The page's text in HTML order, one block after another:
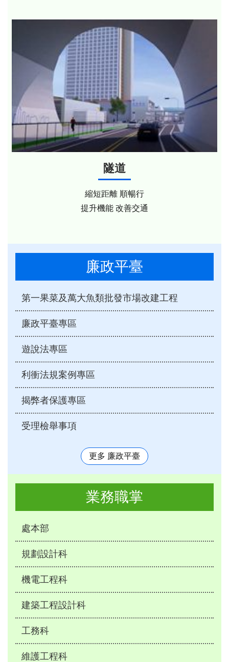
隧道
縮短距離 順暢行
提升機能 改善交通
廉政平臺
第一果菜及萬大魚類批發市場改建工程
廉政平臺專區
遊說法專區
利衝法規案例專區
揭弊者保護專區
受理檢舉事項
更多 廉政平臺
業務職掌
處本部
規劃設計科
機電工程科
建築工程設計科
工務科
維護工程科